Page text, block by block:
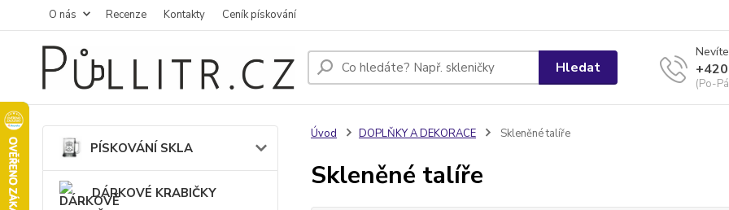
O nás Recenze Kontakty Ceník pískování
Hledat
(Po-
PÍSKOVÁNÍ SKLA
DÁRKOVÉ KRABIČKY
Úvod DOPLŇKY A DEKORACE Skleněné talíře
Skleněné talíře